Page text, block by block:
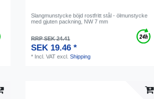
Slangmunstycke böjd rostfritt stål - ölmunstycke
med gjuten packning, NW 7 mm
RRP SEK 24.41
SEK 19.46 *
* Incl. VAT excl.Shipping